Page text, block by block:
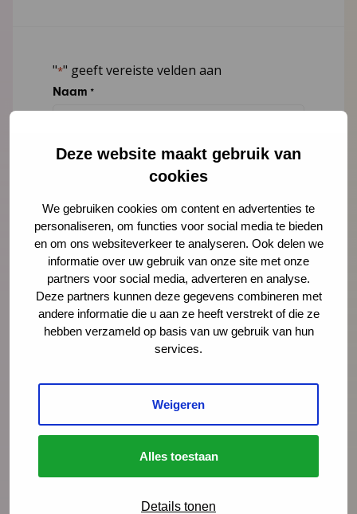
Deze website maakt gebruik van
cookies
We gebruiken cookies om content en advertenties te
personaliseren, om functies voor social media te bieden
en om ons websiteverkeer te analyseren. Ook delen we
informatie over uw gebruik van onze site met onze
partners voor social media, adverteren en analyse.
Deze partners kunnen deze gegevens combineren met
andere informatie die u aan ze heeft verstrekt of die ze
hebben verzameld op basis van uw gebruik van hun
services.
Weigeren
Alles toestaan
Details tonen
"*" geeft vereiste velden aan
Naam *
Organisatie
Bericht *